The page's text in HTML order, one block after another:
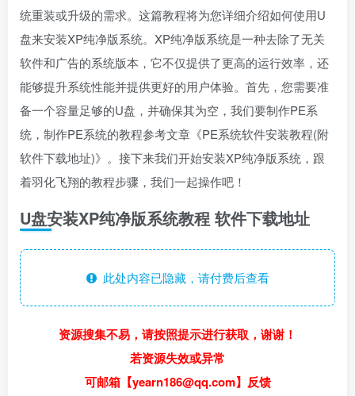
统重装或升级的需求。这篇教程将为您详细介绍如何使用U
盘来安装XP纯净版系统。XP纯净版系统是一种去除了无关
软件和广告的系统版本，它不仅提供了更高的运行效率，还
能够提升系统性能并提供更好的用户体验。首先，您需要准
备一个容量足够的U盘，并确保其为空，我们要制作PE系
统，制作PE系统的教程参考文章《PE系统软件安装教程(附
软件下载地址)》。接下来我们开始安装XP纯净版系统，跟
着羽化飞翔的教程步骤，我们一起操作吧！
U盘安装XP纯净版系统教程 软件下载地址
此处内容已隐藏，请付费后查看
资源搜集不易，请按照提示进行获取，谢谢！
若资源失效或异常
可邮箱【yearn186@qq.com】反馈